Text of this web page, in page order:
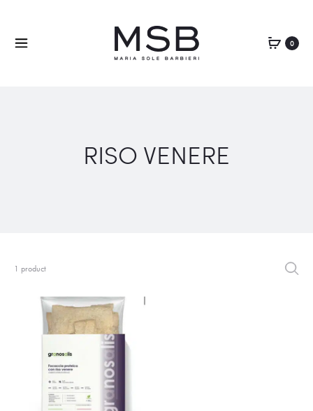
0
RISO VENERE
1 product